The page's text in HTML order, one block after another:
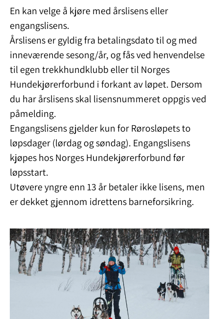
En kan velge å kjøre med årslisens eller
engangslisens.
Årslisens er gyldig fra betalingsdato til og med
inneværende sesong/år, og fås ved henvendelse
til egen trekkhundklubb eller til Norges
Hundekjørerforbund i forkant av løpet. Dersom
du har årslisens skal lisensnummeret oppgis ved
påmelding.
Engangslisens gjelder kun for Rørosløpets to
løpsdager (lørdag og søndag). Engangslisens
kjøpes hos Norges Hundekjørerforbund før
løpsstart.
Utøvere yngre enn 13 år betaler ikke lisens, men
er dekket gjennom idrettens barneforsikring.